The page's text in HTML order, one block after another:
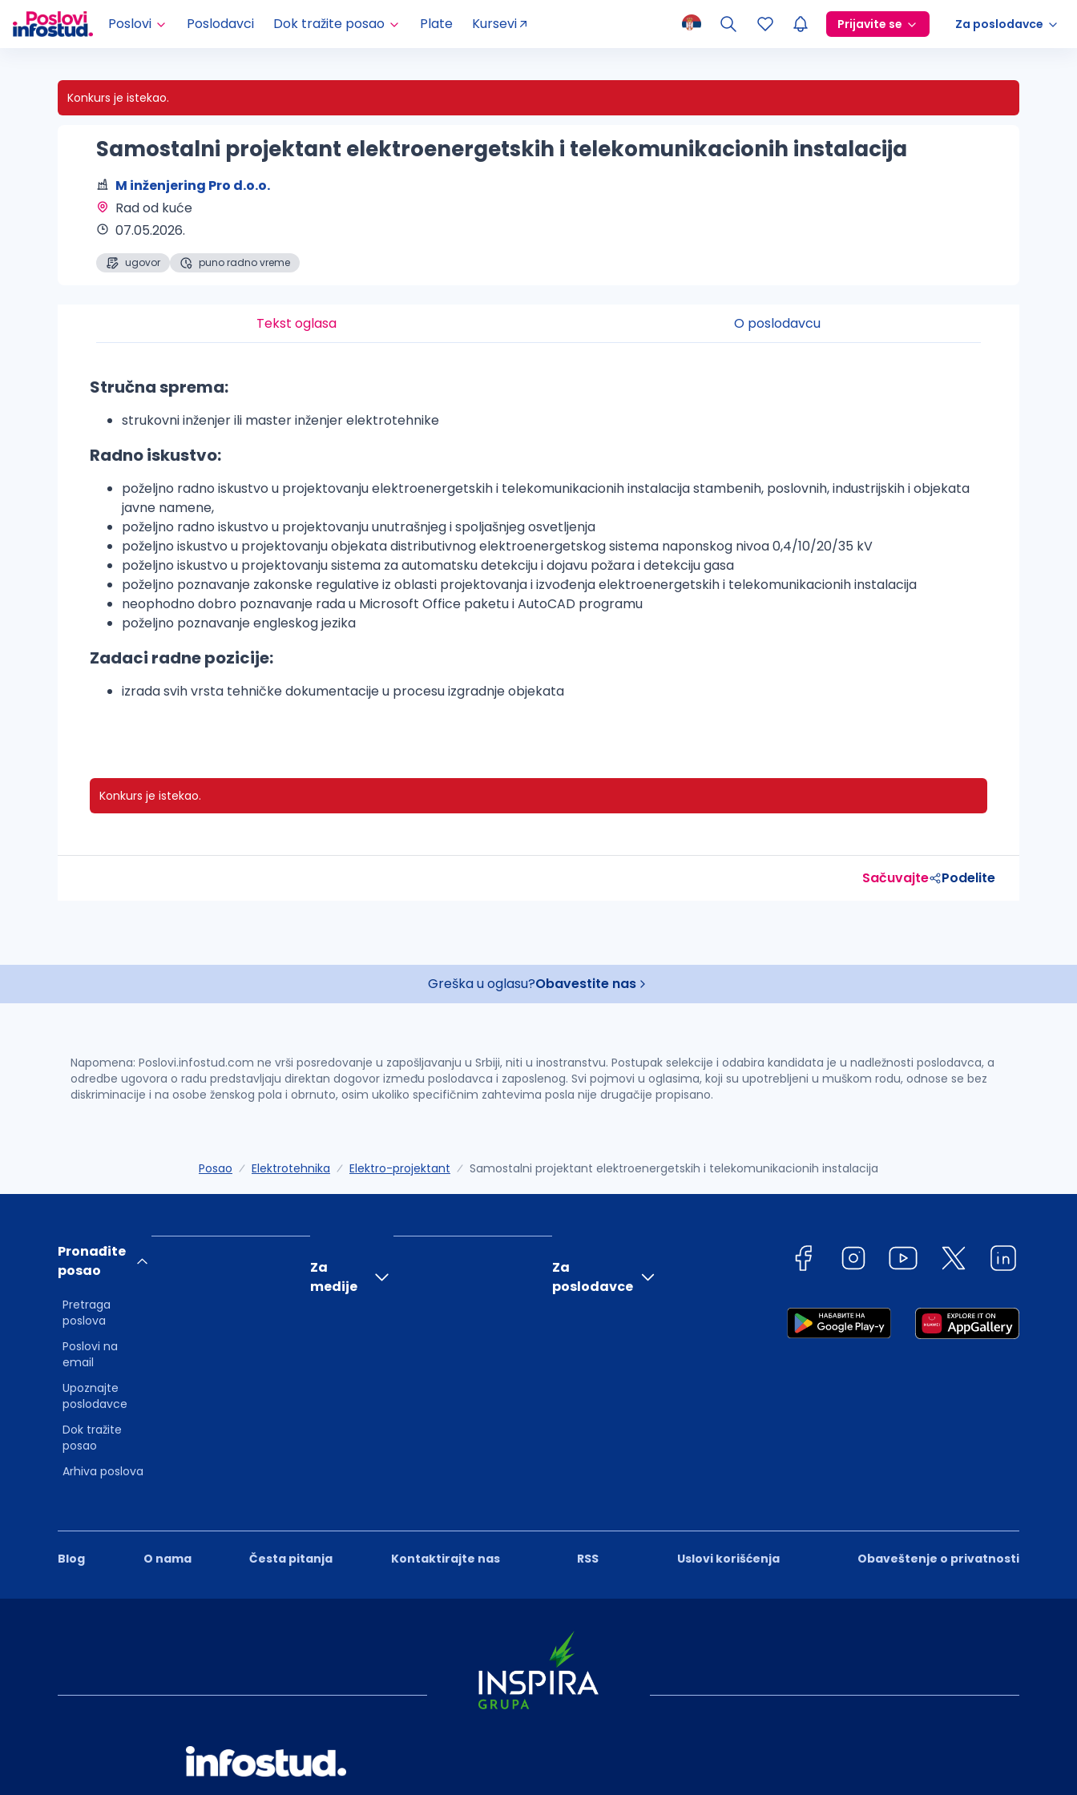
Poslovi Poslodavci Dok tražite posao Plate Kursevi Prijavite se Za poslodavce
Konkurs je istekao.
Samostalni projektant elektroenergetskih i telekomunikacionih instalacija
M inženjering Pro d.o.o.
Rad od kuće
07.05.2026.
ugovor puno radno vreme
Tekst oglasa O poslodavcu
Stručna sprema:
strukovni inženjer ili master inženjer elektrotehnike
Radno iskustvo:
poželjno radno iskustvo u projektovanju elektroenergetskih i telekomunikacionih instalacija stambenih, poslovnih, industrijskih i objekata
javne namene,
poželjno radno iskustvo u projektovanju unutrašnjeg i spoljašnjeg osvetljenja
poželjno iskustvo u projektovanju objekata distributivnog elektroenergetskog sistema naponskog nivoa 0,4/10/20/35 kV
poželjno iskustvo u projektovanju sistema za automatsku detekciju i dojavu požara i detekciju gasa
poželjno poznavanje zakonske regulative iz oblasti projektovanja i izvođenja elektroenergetskih i telekomunikacionih instalacija
neophodno dobro poznavanje rada u Microsoft Office paketu i AutoCAD programu
poželjno poznavanje engleskog jezika
Zadaci radne pozicije:
izrada svih vrsta tehničke dokumentacije u procesu izgradnje objekata
Konkurs je istekao.
Sačuvajte Podelite
Greška u oglasu?Obavestite nas
Napomena: Poslovi.infostud.com ne vrši posredovanje u zapošljavanju u Srbiji, niti u inostranstvu. Postupak selekcije i odabira kandidata je u nadležnosti poslodavca, a
odredbe ugovora o radu predstavljaju direktan dogovor između poslodavca i zaposlenog. Svi pojmovi u oglasima, koji su upotrebljeni u muškom rodu, odnose se bez
diskriminacije i na osobe ženskog pola i obrnuto, osim ukoliko specifičnim zahtevima posla nije drugačije propisano.
Posao Elektrotehnika Elektro-projektant Samostalni projektant elektroenergetskih i telekomunikacionih instalacija
Blog O nama Česta pitanja Kontaktirajte nas RSS Uslovi korišćenja Obaveštenje o privatnosti
Pronađite
posao
Pretraga
poslova
Poslovi na
email
Upoznajte
poslodavce
Dok tražite
posao
Arhiva poslova
Za
medije
Za
poslodavce